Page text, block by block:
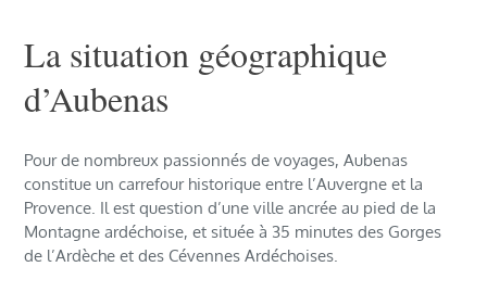
La situation géographique
d’Aubenas
Pour de nombreux passionnés de voyages, Aubenas
constitue un carrefour historique entre l’Auvergne et la
Provence. Il est question d’une ville ancrée au pied de la
Montagne ardéchoise, et située à 35 minutes des Gorges
de l’Ardèche et des Cévennes Ardéchoises.